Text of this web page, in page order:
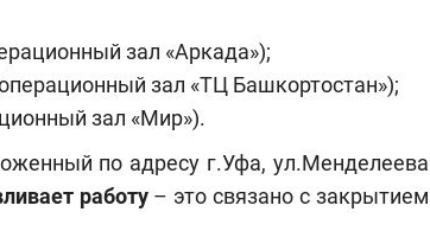
зал «Аркада»);
зал «ТЦ Башкортостан»);
зал «Мир»).
по адресу г.Уфа, ул.Менделеева
работу– это связано с закрытием